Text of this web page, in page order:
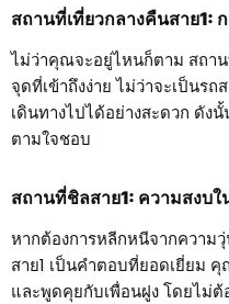
สถานที่เที่ยวกลางคืนสาย1:
ไม่ว่าคุณจะอยู่ไหนก็ตาม สถาน
จุดที่เข้าถึงง่าย ไม่ว่าจะเป็นร
เดินทางไปได้อย่างสะดวก ดัง
ตามใจชอบ
สถานที่ชิลสาย1: ความสงบ
หากต้องการหลีกหนีจากความ
สาย1 เป็นคำตอบที่ยอดเยี่ยม
และพูดคุยกับเพื่อนฝูง โดยไม่ต้